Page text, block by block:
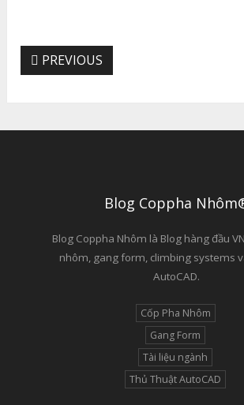
PREVIOUS
Blog Coppha
Blog Coppha Nhôm là Blog hàng đầu
nhôm, gang form, climbing systems
AutoCAD.
Cốp Pha Nhôm
Gang Form
Tài liệu ngành
Thủ Thuật AutoCAD